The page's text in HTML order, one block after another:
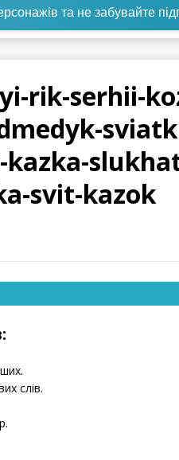
та не забувайте
rik-serhii-
svit-kazok
слів.